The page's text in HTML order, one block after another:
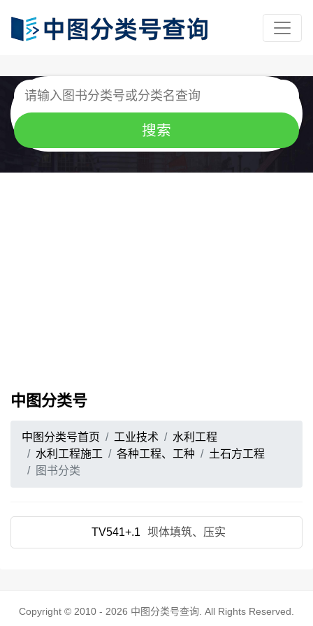
中图分类号
中图分类号首页 工业技术
水利工程
水利工程施工
各种工程、工种
土石方工程
图书分类
TV541+.1 坝体填筑、压实
Copyright © 2010 - 2026 中图分类号查询 . All Rights Reserved.